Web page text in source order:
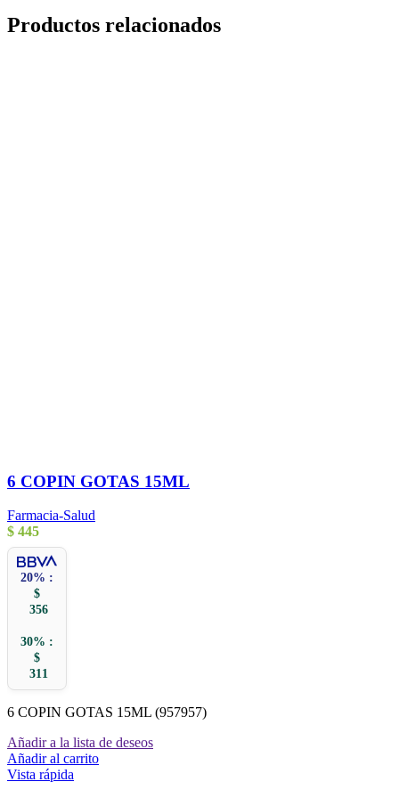
Productos relacionados
6 COPIN GOTAS 15ML
Farmacia-Salud
$ 445
20% :
$
356
30% :
$
311
6 COPIN GOTAS 15ML (957957)
Añadir a la lista de deseos
Añadir al carrito
Vista rápida